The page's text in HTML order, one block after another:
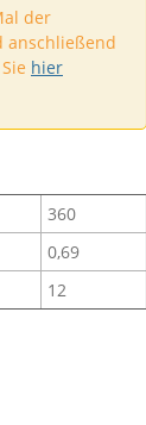
der
anschließend
hier
360
0,69
12